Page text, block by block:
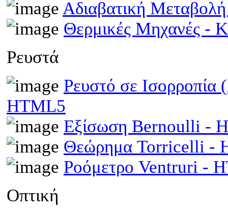
Αδιαβατική
Θερμικές Μηχανές -
Ρευστά
Ρευστό σε Ισορροπία
HTML5
Εξίσωση Bernoulli -
Θεώρημα Torricelli -
Ροόμετρο Ventruri -
Οπτική